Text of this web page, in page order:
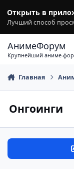
Открыть в
Лучший способ
АнимеФорум
Крупнейший аниме-
Главная
Онгоинги